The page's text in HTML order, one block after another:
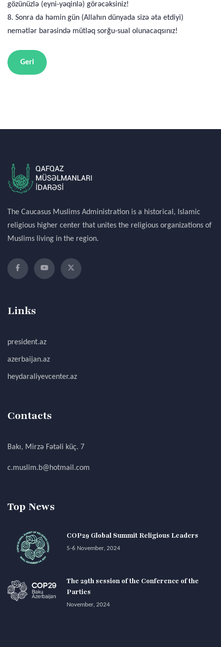
gözünüzlə (eyni-yəqinlə) görəcəksiniz!
8. Sonra da həmin gün (Allahın dünyada sizə əta etdiyi)
nemətlər barəsində mütləq sorğu-sual olunacaqsınız!
Geri
The Caucasus Muslims Administration is a historical, Islamic
religious higher center that unites the religious organizations of
Muslims living in the region.
Links
president.az
azerbaijan.az
heydaraliyevcenter.az
Contacts
Bakı, Mirzə Fətəli küç. 7
c.muslim.b@hotmail.com
Top News
COP29 Global Summit Religious Leaders
5-6 November, 2024
The 29th session of the Conference of the
Parties
November, 2024